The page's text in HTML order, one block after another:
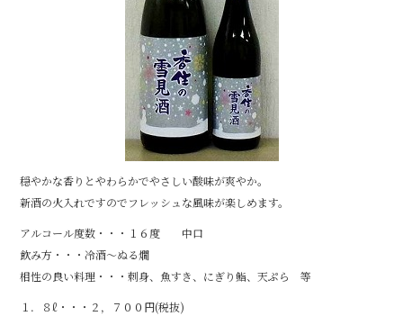
穏やかな香りとやわらかでやさしい酸味が爽やか。
新酒の火入れですのでフレッシュな風味が楽しめます。
アルコール度数・・・１６度 中口
飲み方・・・冷酒～ぬる燗
相性の良い料理・・・刺身、魚すき、にぎり鮨、天ぷら 等
１．８ℓ・・・２，７００円(税抜)